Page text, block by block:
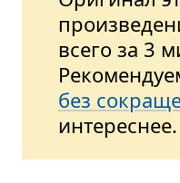
всего за 3
без
интереснее.